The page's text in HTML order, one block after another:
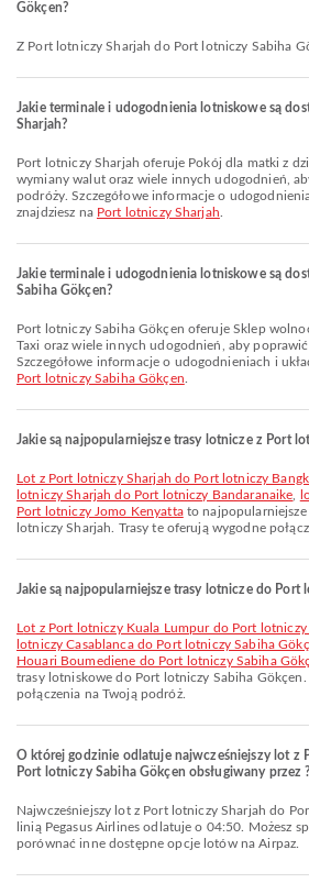
Gökçen?
Z Port lotniczy Sharjah do Port lotniczy Sabiha
Jakie terminale i udogodnienia lotniskowe są
Sharjah?
Port lotniczy Sharjah oferuje Pokój dla matki z dzieckiem, Taxi, Usługa
wymiany walut oraz wiele innych udogodnień,
podróży. Szczegółowe informacje o
znajdziesz na Port lotniczy Sharjah
Jakie terminale i udogodnienia lotniskowe są
Sabiha Gökçen?
Port lotniczy Sabiha Gökçen oferuje Sklep wolnocłowy, Hotel przy lotnisku,
Taxi oraz wiele innych udogodnień, aby
Szczegółowe informacje o udogodnieniach i
Port lotniczy Sabiha Gökçen
Jakie są najpopularniejsze trasy lotnicze z Port
lot z Port lotniczy Sharjah do Port lotniczy
lotniczy Sharjah do Port lotniczy Bandaranaike
Port lotniczy Jomo Kenyattato najpopularniejsze
lotniczy Sharjah. Trasy te oferują wygodne
Jakie są najpopularniejsze trasy lotnicze do Port
lot z Port lotniczy Kuala Lumpur do Port lotniczy
lotniczy Casablanca do Port lotniczy Sabiha
Houari Boumediene do Port lotniczy Sabiha
trasy lotniskowe do Port lotniczy Sabiha
połączenia na Twoją podróż.
O której godzinie odlatuje najwcześniejszy lot z
Port lotniczy Sabiha Gökçen obsługiwany przez ?
Najwcześniejszy lot z Port lotniczy Sharjah do Port lotniczy Sabiha Gökçen
linią Pegasus Airlines odlatuje o 04:50. Możesz
porównać inne dostępne opcje lotów na Airpaz.